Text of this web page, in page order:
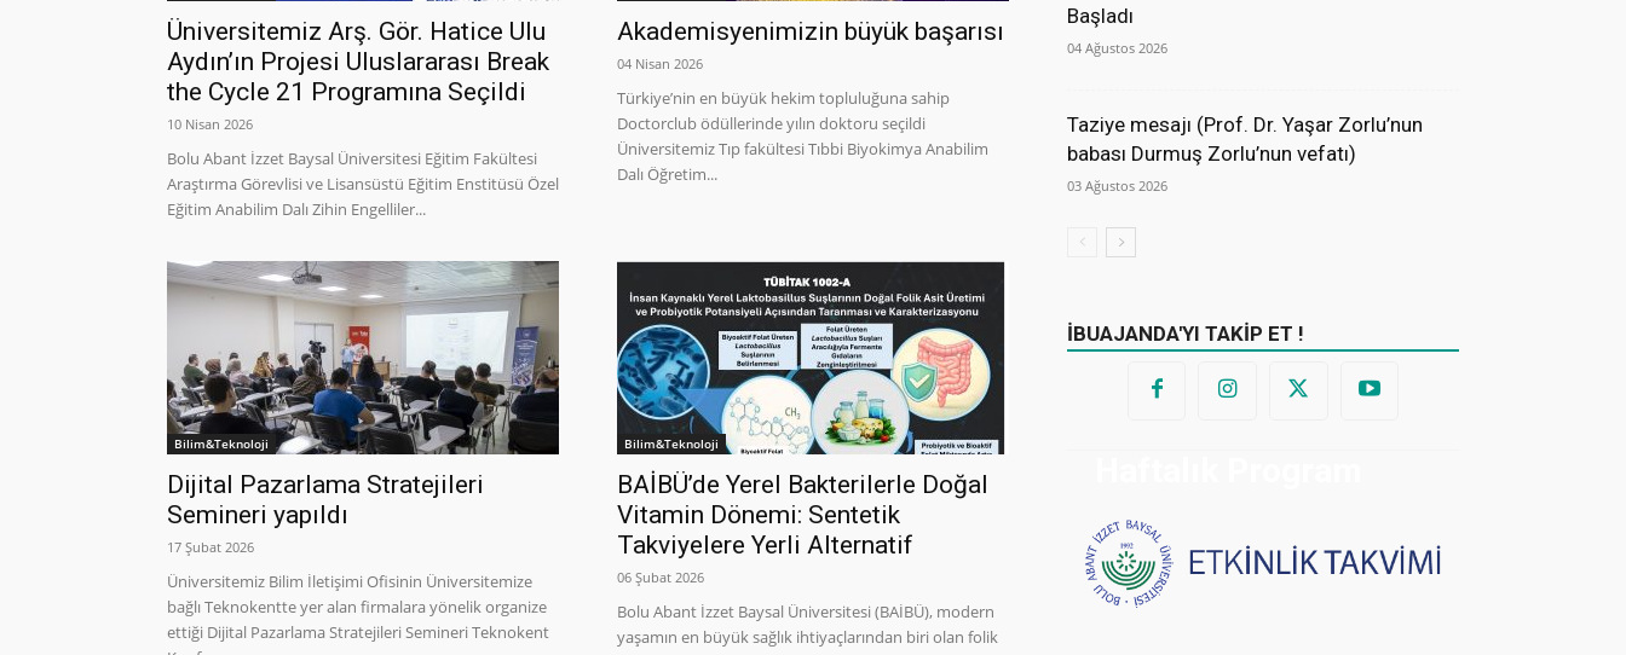
Üniversitemiz Arş. Gör. Hatice Ulu
Aydın’ın Projesi Uluslararası Break
the Cycle 21 Programına Seçildi
10 Nisan 2026
Bolu Abant İzzet Baysal Üniversitesi Eğitim Fakültesi
Araştırma Görevlisi ve Lisansüstü Eğitim Enstitüsü Özel
Eğitim Anabilim Dalı Zihin Engelliler...
Akademisyenimizin büyük başarısı
04 Nisan 2026
Türkiye’nin en büyük hekim topluluğuna sahip
Doctorclub ödüllerinde yılın doktoru seçildi
Üniversitemiz Tıp fakültesi Tıbbi Biyokimya Anabilim
Dalı Öğretim...
Bilim&Teknoloji
Dijital Pazarlama Stratejileri
Semineri yapıldı
17 Şubat 2026
Üniversitemiz Bilim İletişimi Ofisinin Üniversitemize
bağlı Teknokentte yer alan firmalara yönelik organize
ettiği Dijital Pazarlama Stratejileri Semineri Teknokent
Bilim&Teknoloji
BAİBÜ’de Yerel Bakterilerle Doğal
Vitamin Dönemi: Sentetik
Takviyelere Yerli Alternatif
06 Şubat 2026
Bolu Abant İzzet Baysal Üniversitesi (BAİBÜ), modern
yaşamın en büyük sağlık ihtiyaçlarından biri olan folik
Başladı
04 Ağustos 2026
Taziye mesajı (Prof. Dr. Yaşar Zorlu’nun
babası Durmuş Zorlu’nun vefatı)
03 Ağustos 2026
İBUAJANDA'YI TAKİP ET !